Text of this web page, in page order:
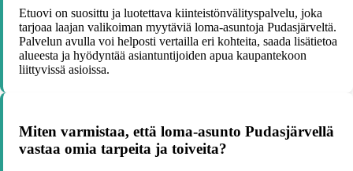
Etuovi on suosittu ja luotettava kiinteistönvälityspalvelu, joka
tarjoaa laajan valikoiman myytäviä loma-asuntoja Pudasjärveltä.
Palvelun avulla voi helposti vertailla eri kohteita, saada lisätietoa
alueesta ja hyödyntää asiantuntijoiden apua kaupantekoon
liittyvissä asioissa.
Miten varmistaa, että loma-asunto Pudasjärvellä
vastaa omia tarpeita ja toiveita?